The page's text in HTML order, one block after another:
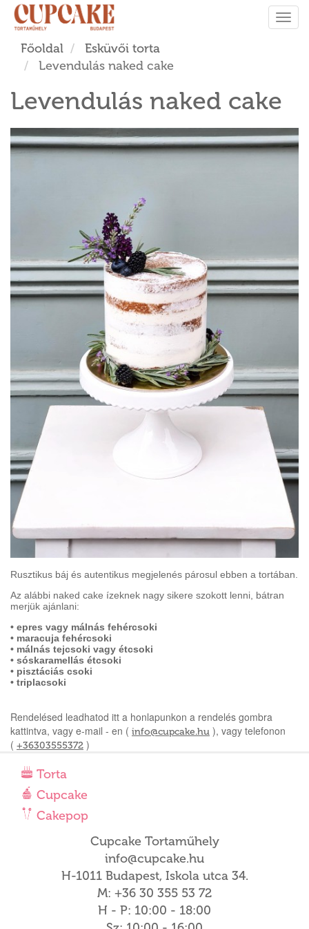
Főoldal
Esküvői torta
Levendulás naked cake
Levendulás naked cake
Rusztikus báj és autentikus megjelenés párosul ebben a tortában.
Az alábbi naked cake ízeknek nagy sikere szokott lenni, bátran
merjük ajánlani:
• epres vagy málnás fehércsoki
• maracuja fehércsoki
• málnás tejcsoki vagy étcsoki
• sóskaramellás étcsoki
• pisztáciás csoki
• triplacsoki
Rendelésed leadhatod itt a honlapunkon a rendelés gombra
kattintva, vagy e-mail - en ( info@cupcake.hu ), vagy telefonon
( +36303555372 )
Torta
Cupcake
Cakepop
Cupcake Tortaműhely
info@cupcake.hu
H-1011 Budapest, Iskola utca 34.
M: +36 30 355 53 72
H - P: 10:00 - 18:00